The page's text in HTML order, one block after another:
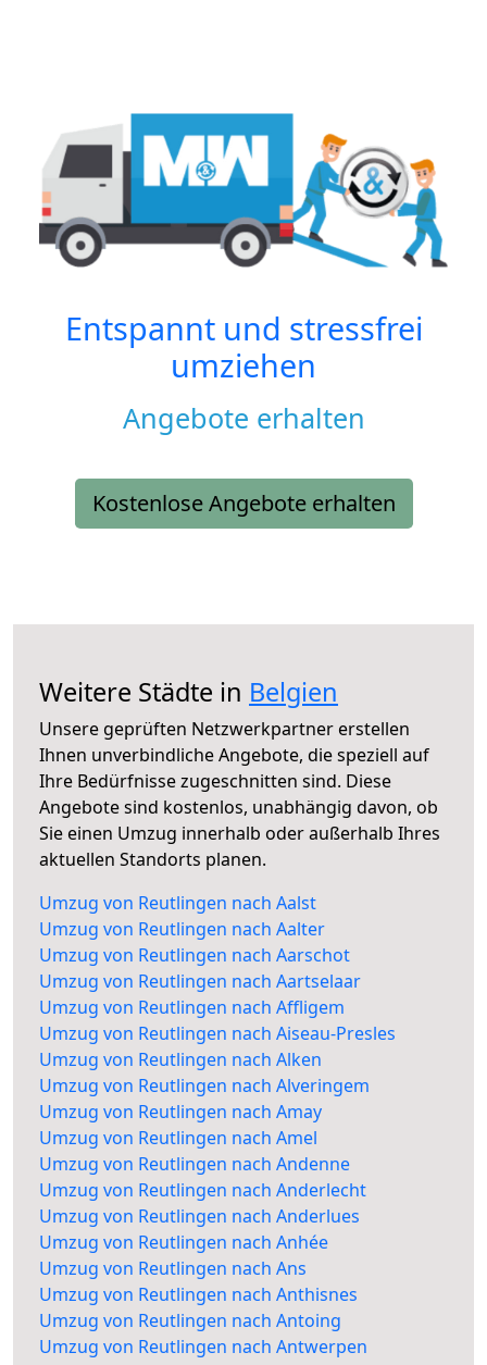
Entspannt und stressfrei
umziehen
Angebote erhalten
Kostenlose Angebote erhalten
Weitere Städte in Belgien
Unsere geprüften Netzwerkpartner erstellen
Ihnen unverbindliche Angebote, die speziell auf
Ihre Bedürfnisse zugeschnitten sind. Diese
Angebote sind kostenlos, unabhängig davon, ob
Sie einen Umzug innerhalb oder außerhalb Ihres
aktuellen Standorts planen.
Umzug von Reutlingen nach Aalst
Umzug von Reutlingen nach Aalter
Umzug von Reutlingen nach Aarschot
Umzug von Reutlingen nach Aartselaar
Umzug von Reutlingen nach Affligem
Umzug von Reutlingen nach Aiseau-Presles
Umzug von Reutlingen nach Alken
Umzug von Reutlingen nach Alveringem
Umzug von Reutlingen nach Amay
Umzug von Reutlingen nach Amel
Umzug von Reutlingen nach Andenne
Umzug von Reutlingen nach Anderlecht
Umzug von Reutlingen nach Anderlues
Umzug von Reutlingen nach Anhée
Umzug von Reutlingen nach Ans
Umzug von Reutlingen nach Anthisnes
Umzug von Reutlingen nach Antoing
Umzug von Reutlingen nach Antwerpen